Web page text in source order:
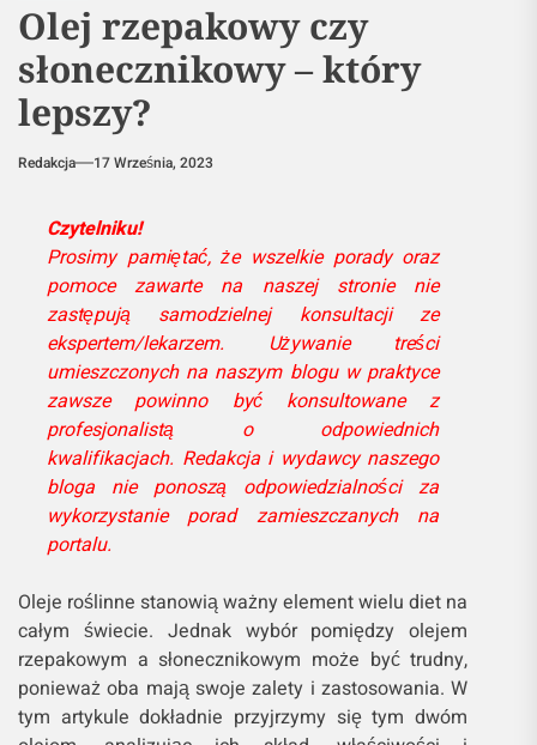
Olej rzepakowy czy
słonecznikowy – który
lepszy?
Redakcja 17 Września, 2023
Czytelniku!
Prosimy pamiętać, że wszelkie porady oraz
pomoce zawarte na naszej stronie nie
zastępują samodzielnej konsultacji ze
ekspertem/lekarzem. Używanie treści
umieszczonych na naszym blogu w praktyce
zawsze powinno być konsultowane z
profesjonalistą o odpowiednich
kwalifikacjach. Redakcja i wydawcy naszego
bloga nie ponoszą odpowiedzialności za
wykorzystanie porad zamieszczanych na
portalu.
Oleje roślinne stanowią ważny element wielu diet na
całym świecie. Jednak wybór pomiędzy olejem
rzepakowym a słonecznikowym może być trudny,
ponieważ oba mają swoje zalety i zastosowania. W
tym artykule dokładnie przyjrzymy się tym dwóm